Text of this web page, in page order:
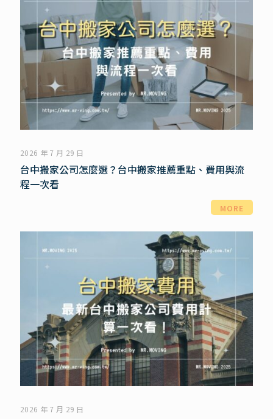
2026 年 7 月 29 日
台中搬家公司怎麼選？台中搬家推薦重點、費用與流
程一次看
MORE
2026 年 7 月 29 日